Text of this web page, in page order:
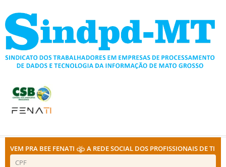
para
conteúdo
VEM PRA BEE FENATI A REDE SOCIAL DOS PROFISSIONAIS DE TI